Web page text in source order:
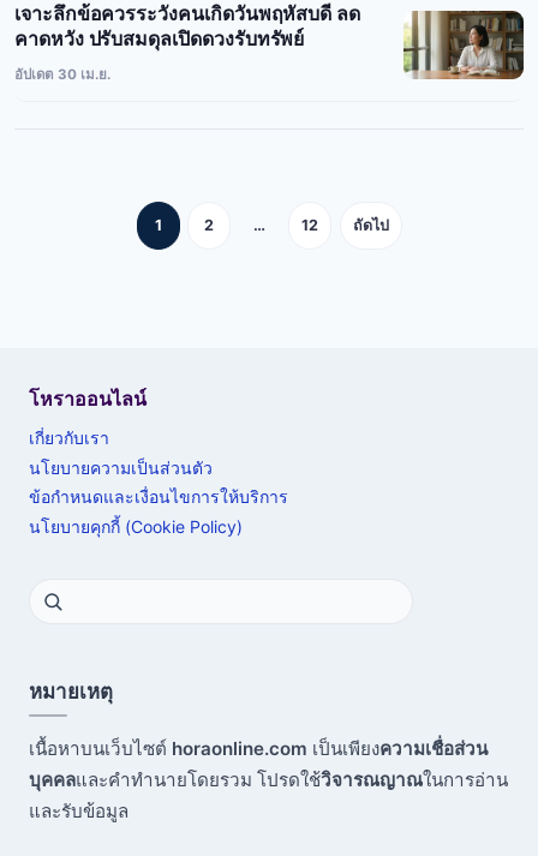
เจาะลึกข้อควรระวังคนเกิดวันพฤหัสบดี ลด
คาดหวัง ปรับสมดุลเปิดดวงรับทรัพย์
อัปเดต 30 เม.ย.
Posts
1 2 … 12 ถัดไป
โหราออนไลน์
เกี่ยวกับเรา
นโยบายความเป็นส่วนตัว
ข้อกำหนดและเงื่อนไขการให้บริการ
นโยบายคุกกี้ (Cookie Policy)
หมายเหตุ
เนื้อหาบนเว็บไซต์ horaonline.com เป็นเพียงความเชื่อส่วน
บุคคลและคำทำนายโดยรวม โปรดใช้วิจารณญาณในการอ่าน
และรับข้อมูล